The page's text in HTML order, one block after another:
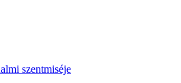
szentmiséje